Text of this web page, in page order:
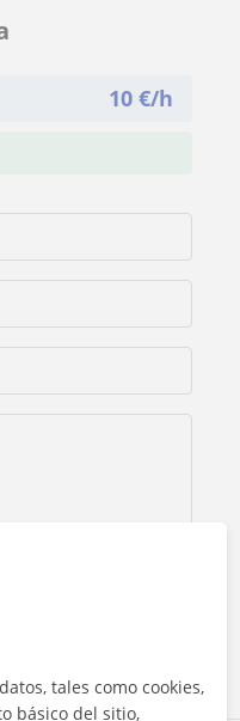
10 €/h
tales como cookies,
básico del sitio,